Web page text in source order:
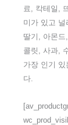
료, 칵테일,
미가 있고
딸기, 아몬
콜릿, 사과,
가장 인기
다.